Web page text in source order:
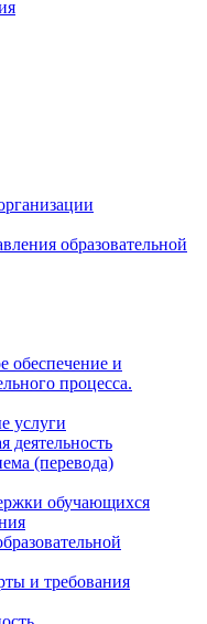
образовательной
обеспечение и
процесса.
услуги
деятельность
(перевода)
обучающихся
и требования